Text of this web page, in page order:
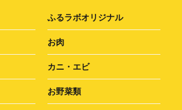
ふるラボオリジナル
お肉
カニ・エビ
お野菜類